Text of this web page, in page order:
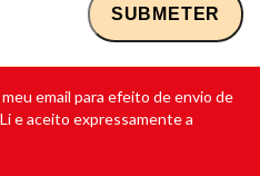
email para efeito de envio de
e aceito expressamente a